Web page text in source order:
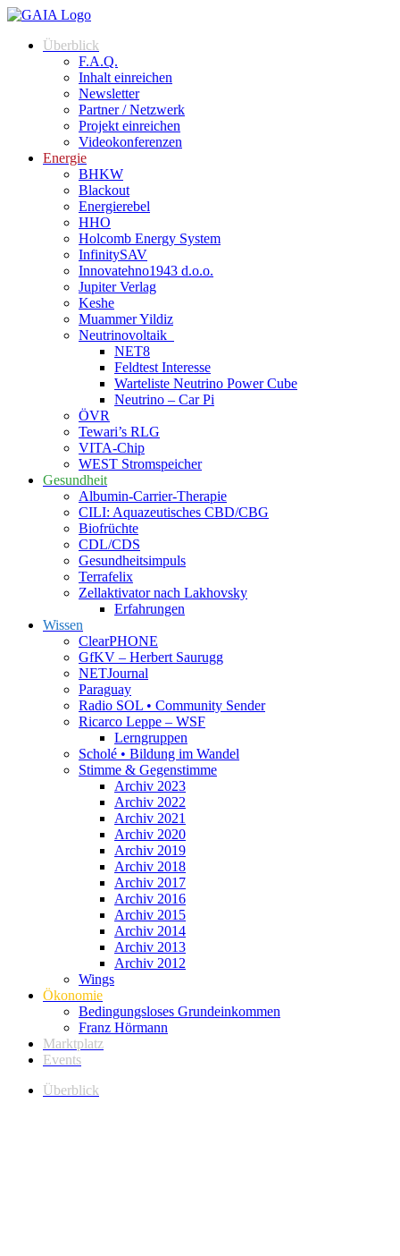
Überblick
F.A.Q.
Inhalt einreichen
Newsletter
Partner / Netzwerk
Projekt einreichen
Videokonferenzen
Energie
BHKW
Blackout
Energierebel
HHO
Holcomb Energy System
InfinitySAV
Innovatehno1943 d.o.o.
Jupiter Verlag
Keshe
Muammer Yildiz
Neutrinovoltaik
NET8
Feldtest Interesse
Warteliste Neutrino Power Cube
Neutrino – Car Pi
ÖVR
Tewari’s RLG
VITA-Chip
WEST Stromspeicher
Gesundheit
Albumin-Carrier-Therapie
CILI: Aquazeutisches CBD/CBG
Biofrüchte
CDL/CDS
Gesundheitsimpuls
Terrafelix
Zellaktivator nach Lakhovsky
Erfahrungen
Wissen
ClearPHONE
GfKV – Herbert Saurugg
NETJournal
Paraguay
Radio SOL • Community Sender
Ricarco Leppe – WSF
Lerngruppen
Scholé • Bildung im Wandel
Stimme & Gegenstimme
Archiv 2023
Archiv 2022
Archiv 2021
Archiv 2020
Archiv 2019
Archiv 2018
Archiv 2017
Archiv 2016
Archiv 2015
Archiv 2014
Archiv 2013
Archiv 2012
Wings
Ökonomie
Bedingungsloses Grundeinkommen
Franz Hörmann
Marktplatz
Events
Überblick